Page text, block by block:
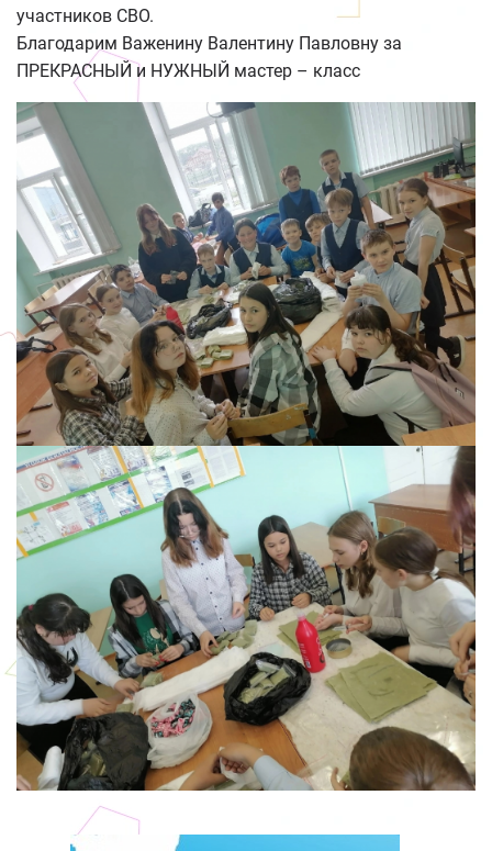
участников СВО.
Благодарим Важенину Валентину Павловну за
ПРЕКРАСНЫЙ и НУЖНЫЙ мастер – класс